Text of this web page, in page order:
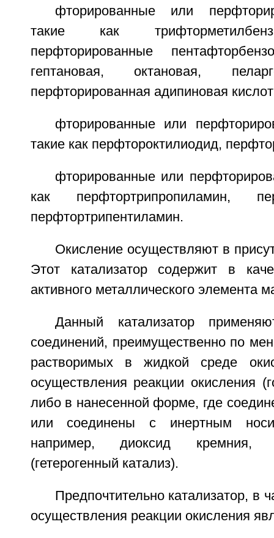
фторированные или
такие как
перфторированные
гептановая, октановая,
перфторированная адипиновая
фторированные или
такие как перфтороктилиодид,
фторированные или
как перфтортрипропиламин,
перфтортрипентиламин.
Окисление осуществляют в
Этот катализатор содержит в
активного металлического элемента
Данный катализатор
соединений, преимущественно по
растворимых в жидкой среде
осуществления реакции окисления
либо в нанесенной форме, где
или соединены с инертным
например, диоксид кремния,
(гетерогенный катализ).
Предпочтительно катализатор, в
осуществления реакции окисления